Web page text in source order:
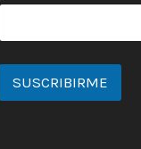
SUSCRIBIRME